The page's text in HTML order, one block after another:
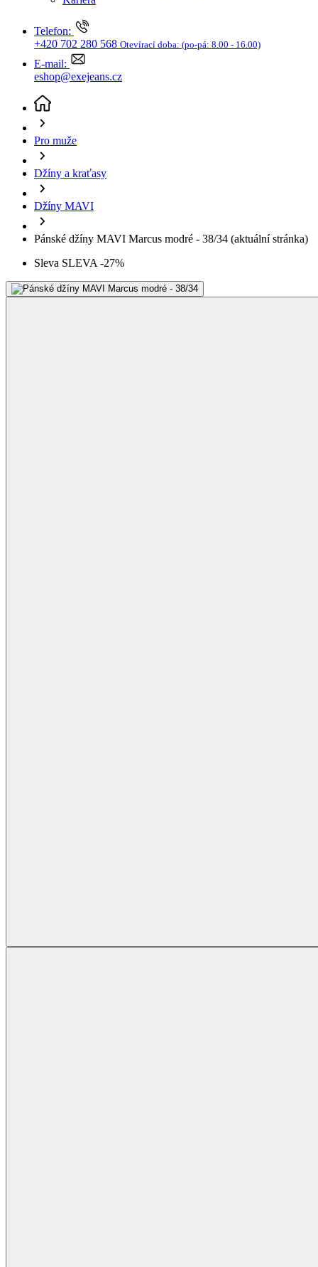
Telefon:
+420 702 280 568
E-mail:
eshop@exejeans.cz
Pro muže
Džíny a kraťasy
Džíny MAVI
Pánské džíny MAVI Marcus modré - 38/34
Sleva SLEVA -27%